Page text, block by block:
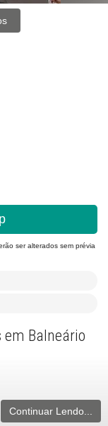
ser alterados sem prévia
Balneário
Continuar Lendo...